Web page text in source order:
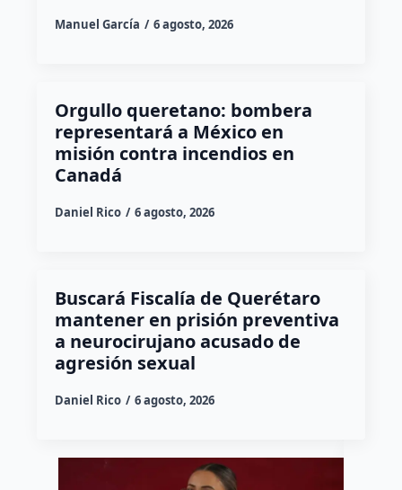
Manuel García 6 agosto, 2026
Orgullo queretano: bombera
representará a México en
misión contra incendios en
Canadá
Daniel Rico 6 agosto, 2026
Buscará Fiscalía de Querétaro
mantener en prisión preventiva
a neurocirujano acusado de
agresión sexual
Daniel Rico 6 agosto, 2026